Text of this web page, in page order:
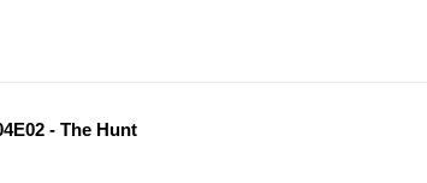
- The Hunt